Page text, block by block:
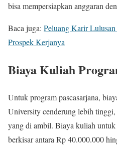
bisa mempersiapkan anggaran
Baca juga: Peluang Karir
Prospek Kerjanya
Biaya Kuliah
Untuk program pascasarjana,
University cenderung lebih
yang di ambil. Biaya kuliah untuk
berkisar antara Rp 40.000.000